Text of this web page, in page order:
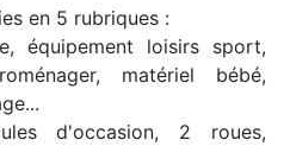
en 5 rubriques :
équipement loisirs sport,
matériel bébé,
d'occasion, 2 roues,